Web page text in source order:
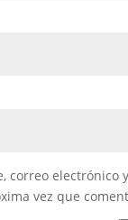
correo electrónico
vez que